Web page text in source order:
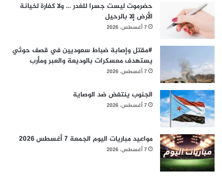
حضرموت ليست جسرا للغدر … ولا كفارة لخيانة
الأرض إلا بالرحيل
7 أغسطس، 2026
#مقتل وإصابة ضباط سعوديين في قصف حوثي
يستهدف معسكرات بالوديعة والعبر ومأرب
7 أغسطس، 2026
الجنوب ينتفض ضد الوصاية
7 أغسطس، 2026
مواعيد مباريات اليوم الجمعة 7 أغسطس 2026
7 أغسطس، 2026